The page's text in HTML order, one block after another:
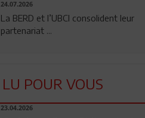
24.07.2026
La BERD et l’UBCI consolident leur
partenariat ...
LU POUR VOUS
23.04.2026